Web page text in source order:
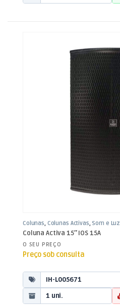
Colunas, Colunas Activas, Som e Luz
Coluna Activa 15″ IOS 15A
O SEU PREÇO
Preço sob consulta
IH-L005671
1 uni.